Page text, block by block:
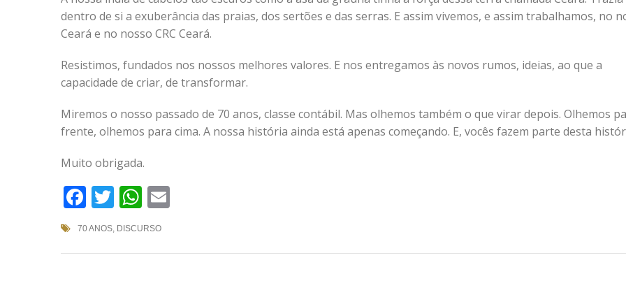
dentro de si a exuberância das praias, dos sertões e das serras. E assim vivemos, e assim trabalhamos, no
Ceará e no nosso CRC Ceará.
Resistimos, fundados nos nossos melhores valores. E nos entregamos às novos rumos, ideias, ao que a
capacidade de criar, de transformar.
Miremos o nosso passado de 70 anos, classe contábil. Mas olhemos também o que virar depois. Olhemos
frente, olhemos para cima. A nossa história ainda está apenas começando. E, vocês fazem parte desta
Muito obrigada.
Facebook
TwitterWhatsApp
70 ANOS, DISCURSO